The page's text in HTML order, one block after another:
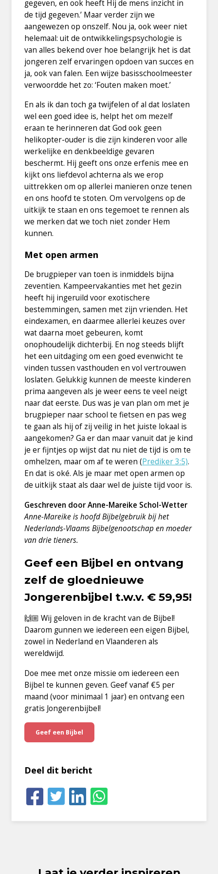
gegeven, en ook heeft Hij de mens inzicht in
de tijd gegeven.’ Maar verder zijn we
aangewezen op onszelf. Nou ja, ook weer niet
helemaal: uit de ontwikkelingspsychologie is
van alles bekend over hoe belangrijk het is dat
jongeren zelf ervaringen opdoen van succes en
ja, ook van falen. Een wijze basisschoolmeester
verwoordde het zo: ‘Fouten maken moet.’
En als ik dan toch ga twijfelen of al dat loslaten
wel een goed idee is, helpt het om mezelf
eraan te herinneren dat God ook geen
helikopter-ouder is die zijn kinderen voor alle
werkelijke en denkbeeldige gevaren
beschermt. Hij geeft ons onze erfenis mee en
kijkt ons liefdevol achterna als we erop
uittrekken om op allerlei manieren onze tenen
en ons hoofd te stoten. Om vervolgens op de
uitkijk te staan en ons tegemoet te rennen als
we merken dat we toch niet zonder Hem
kunnen.
Met open armen
De brugpieper van toen is inmiddels bijna
zeventien. Kampeervakanties met het gezin
heeft hij ingeruild voor exotischere
bestemmingen, samen met zijn vrienden. Het
eindexamen, en daarmee allerlei keuzes over
wat daarna moet gebeuren, komt
onophoudelijk dichterbij. En nog steeds blijft
het een uitdaging om een goed evenwicht te
vinden tussen vasthouden en vol vertrouwen
loslaten. Gelukkig kunnen de meeste kinderen
prima aangeven als je weer eens te veel neigt
naar dat eerste. Dus was je van plan om met je
brugpieper naar school te fietsen en pas weg
te gaan als hij of zij veilig in het juiste lokaal is
aangekomen? Ga er dan maar vanuit dat je kind
je er fijntjes op wijst dat nu niet de tijd is om te
omhelzen, maar om af te weren (Prediker 3:5).
En dat is oké. Als je maar met open armen op
de uitkijk staat als daar wel de juiste tijd voor is.
Geschreven door Anne-Mareike Schol-Wetter
Anne-Mareike is hoofd Bijbelgebruik bij het
Nederlands-Vlaams Bijbelgenootschap en moeder
van drie tieners.
Geef een Bijbel en ontvang
zelf de gloednieuwe
Jongerenbijbel t.w.v. € 59,95!
🙌🏼 Wij geloven in de kracht van de Bijbel!
Daarom gunnen we iedereen een eigen Bijbel,
zowel in Nederland en Vlaanderen als
wereldwijd.
Doe mee met onze missie om iedereen een
Bijbel te kunnen geven. Geef vanaf €5 per
maand (voor minimaal 1 jaar) en ontvang een
gratis Jongerenbijbel!
Geef een Bijbel
Deel dit bericht